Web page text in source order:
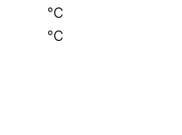
°C
°C